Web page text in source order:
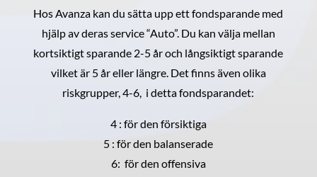
Hos Avanza kan du sätta upp ett fondsparande med
hjälp av deras service “Auto”. Du kan välja mellan
kortsiktigt sparande 2-5 år och långsiktigt sparande
vilket är 5 år eller längre. Det finns även olika
riskgrupper, 4-6, i detta fondsparandet:
4 : för den försiktiga
5 : för den balanserade
6: för den offensiva